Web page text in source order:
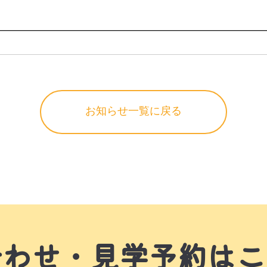
お知らせ一覧に戻る
せ・見学予約は